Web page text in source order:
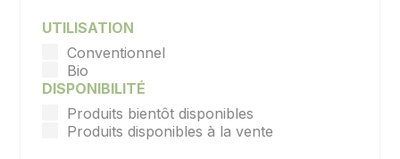
UTILISATION
Conventionnel
Bio
DISPONIBILITÉ
Produits bientôt disponibles
Produits disponibles à la vente